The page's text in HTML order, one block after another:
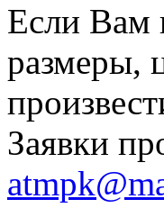
Если Вам
размеры,
Заявки